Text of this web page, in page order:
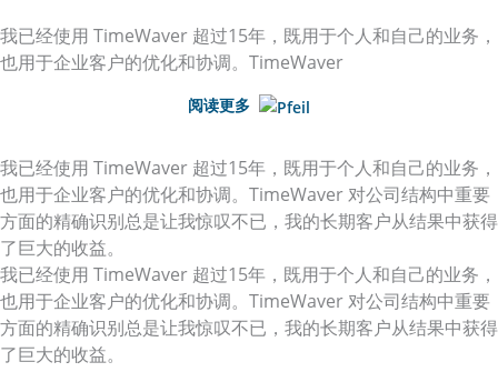
我已经使用 TimeWaver 超过15年，既用于个人和自己的业务，
也用于企业客户的优化和协调。TimeWaver
阅读更多
我已经使用 TimeWaver 超过15年，既用于个人和自己的业务，
也用于企业客户的优化和协调。TimeWaver 对公司结构中重要
方面的精确识别总是让我惊叹不已，我的长期客户从结果中获得
了巨大的收益。
我已经使用 TimeWaver 超过15年，既用于个人和自己的业务，
也用于企业客户的优化和协调。TimeWaver 对公司结构中重要
方面的精确识别总是让我惊叹不已，我的长期客户从结果中获得
了巨大的收益。